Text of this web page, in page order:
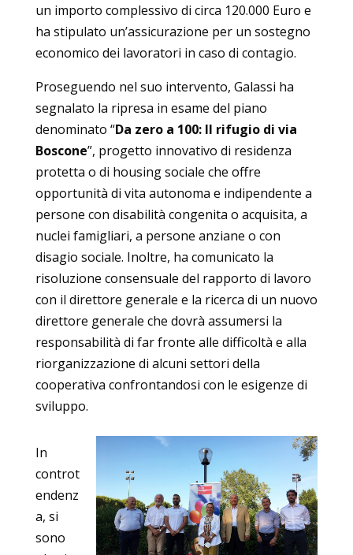
un importo complessivo di circa 120.000 Euro e
ha stipulato un’assicurazione per un sostegno
economico dei lavoratori in caso di contagio.
Proseguendo nel suo intervento, Galassi ha
segnalato la ripresa in esame del piano
denominato “Da zero a 100: Il rifugio di via
Boscone”, progetto innovativo di residenza
protetta o di housing sociale che offre
opportunità di vita autonoma e indipendente a
persone con disabilità congenita o acquisita, a
nuclei famigliari, a persone anziane o con
disagio sociale. Inoltre, ha comunicato la
risoluzione consensuale del rapporto di lavoro
con il direttore generale e la ricerca di un nuovo
direttore generale che dovrà assumersi la
responsabilità di far fronte alle difficoltà e alla
riorganizzazione di alcuni settori della
cooperativa confrontandosi con le esigenze di
sviluppo.
In
controt
endenz
a, si
sono